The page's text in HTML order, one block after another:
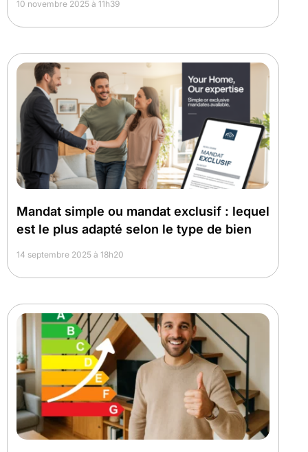
10 novembre 2025 à 11h39
Mandat simple ou mandat exclusif : lequel
est le plus adapté selon le type de bien
14 septembre 2025 à 18h20